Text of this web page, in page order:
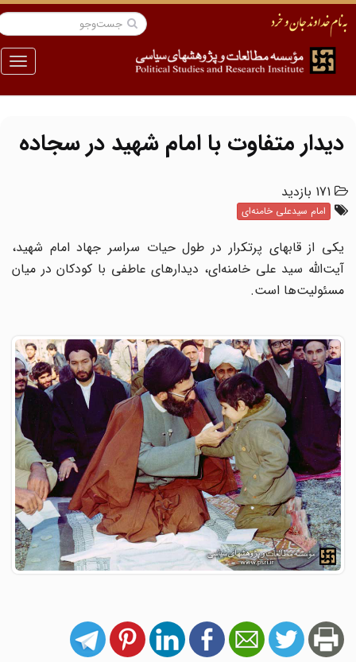
منو
دیدار متفاوت با امام شهید در سجاده
171 بازدید
امام سیدعلی خامنه‌ای
یکی از قابهای پرتکرار در طول حیات سراسر جهاد امام شهید،
آیت‌الله سید علی خامنه‌ای، دیدارهای عاطفی با کودکان در میان
مسئولیت‌ها است.